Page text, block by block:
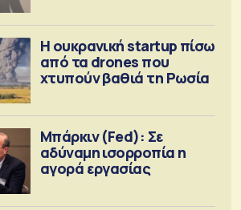
Η ουκρανική startup πίσω
από τα drones που
χτυπούν βαθιά τη Ρωσία
Μπάρκιν (Fed): Σε
αδύναμη ισορροπία η
αγορά εργασίας